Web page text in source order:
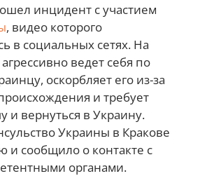
инцидент с участием
, видео которого
в социальных сетях. На
ведет себя по
оскорбляет его из-за
и требует
и вернуться в Украину.
Украины в Кракове
и сообщило о контакте с
органами.